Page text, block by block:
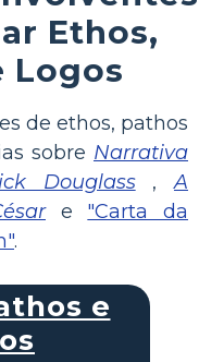
Ethos,
Logos
de ethos, pathos
sobre Narrativa
Douglass,A
e "Carta da
.
e